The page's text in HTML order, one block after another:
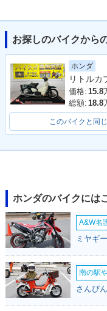
2020年 Super Cub
50 「天気の子」ve
r.・特別・限定仕様
定
50・フルモデルチェ
ンジ
ン
2007年 Super Cub
50 Standard・マイ
お探しのバイクから
ホンダ
価格: 15.8
総額: 18.8
このバイクと同
ホンダのバイクには
A&W名
ミヤギ
南の駅
さんぴ